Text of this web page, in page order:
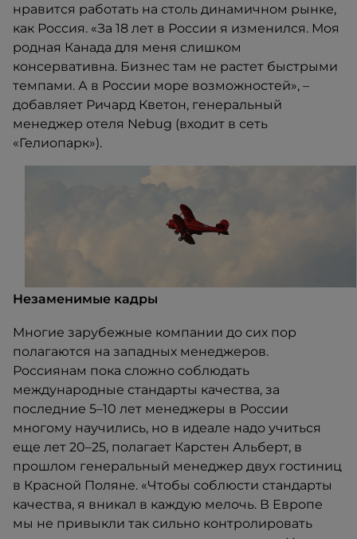
нравится работать на столь динамичном рынке,
как Россия. «За 18 лет в России я изменился. Моя
родная Канада для меня слишком
консервативна. Бизнес там не растет быстрыми
темпами. А в России море возможностей», –
добавляет Ричард Кветон, генеральный
менеджер отеля Nebug (входит в сеть
«Гелиопарк»).
Незаменимые кадры
Многие зарубежные компании до сих пор
полагаются на западных менеджеров.
Россиянам пока сложно соблюдать
международные стандарты качества, за
последние 5–10 лет менеджеры в России
многому научились, но в идеале надо учиться
еще лет 20–25, полагает Карстен Альберт, в
прошлом генеральный менеджер двух гостиниц
в Красной Поляне. «Чтобы соблюсти стандарты
качества, я вникал в каждую мелочь. В Европе
мы не привыкли так сильно контролировать